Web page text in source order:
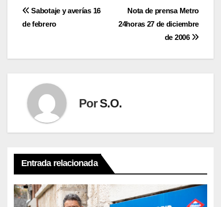
Navegación
entradas
Nota de prensa Metro
24horas 27 de diciembre
de 2006
Sabotaje y averías 16
de febrero
PorS.O.
Entrada relacionada